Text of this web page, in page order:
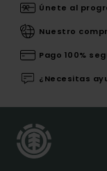
Únete al
Nuestro
Pago 100%
¿Necesitas